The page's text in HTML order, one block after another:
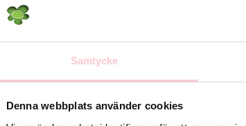
Samtycke
Denna webbplats använder cookies